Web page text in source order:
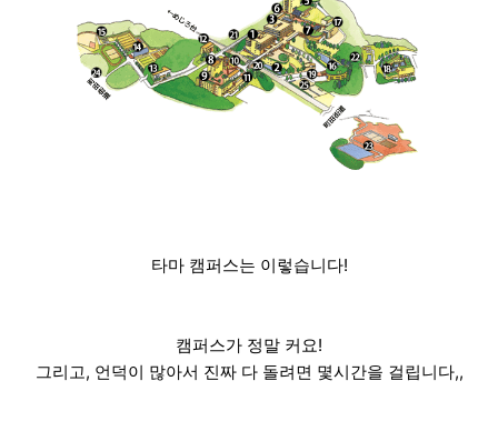
타마 캠퍼스는 이렇습니다!
캠퍼스가 정말 커요!
그리고, 언덕이 많아서 진짜 다 돌려면 몇시간을 걸립니다,,